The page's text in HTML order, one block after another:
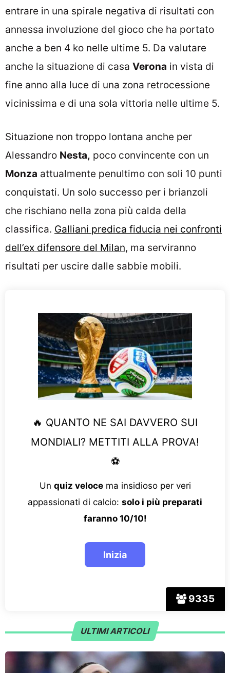
entrare in una spirale negativa di risultati con
annessa involuzione del gioco che ha portato
anche a ben 4 ko nelle ultime 5. Da valutare
anche la situazione di casa Verona in vista di
fine anno alla luce di una zona retrocessione
vicinissima e di una sola vittoria nelle ultime 5.
Situazione non troppo lontana anche per
Alessandro Nesta, poco convincente con un
Monza attualmente penultimo con soli 10 punti
conquistati. Un solo successo per i brianzoli
che rischiano nella zona più calda della
classifica. Galliani predica fiducia nei confronti
dell’ex difensore del Milan, ma serviranno
risultati per uscire dalle sabbie mobili.
9335
🔥 QUANTO NE SAI DAVVERO SUI
MONDIALI? METTITI ALLA PROVA!
⚽
Un quiz velocema insidioso per veri
appassionati di calcio: solo i più preparati
faranno 10/10!
ULTIMI ARTICOLI